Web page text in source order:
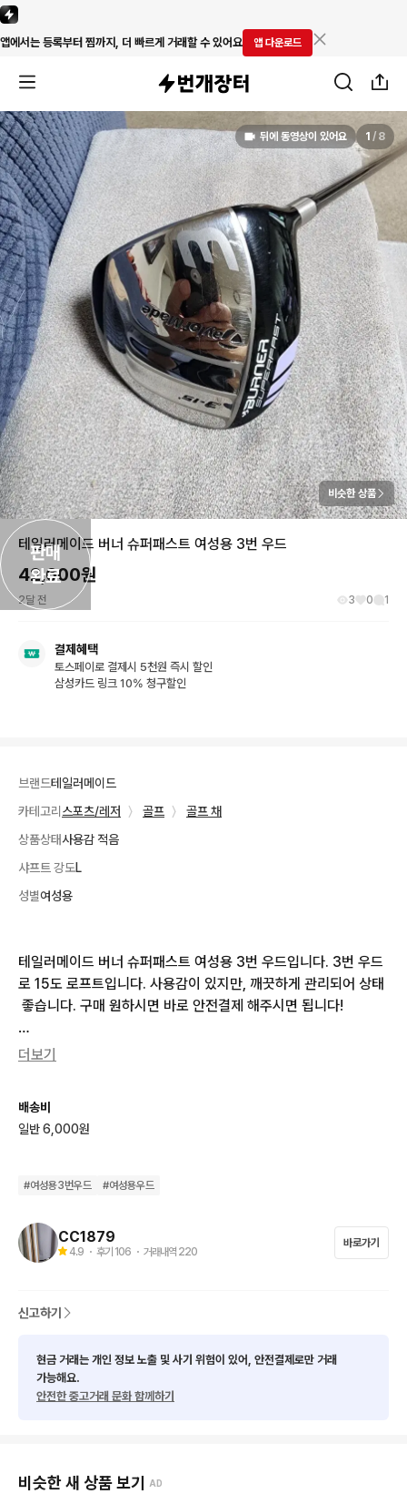
앱에서는 등록부터 찜까지, 더 빠르게 거래할 수 있어요 앱 다운로드
판매
완료
뒤에 동영상이 있어요 1 / 8
비슷한 상품
테일러메이드 버너 슈퍼패스트 여성용 3번 우드
42,600원
2달 전 3 0 1
결제혜택
토스페이로 결제시 5천원 즉시 할인
삼성카드 링크 10% 청구할인
브랜드테일러메이드
카테고리 스포츠/레저 〉 골프 〉
골프 채
상품상태사용감 적음
샤프트 강도L
성별여성용
테일러메이드 버너 슈퍼패스트 여성용 3번 우드입니다. 3번 우드
로 15도 로프트입니다. 사용감이 있지만, 깨끗하게 관리되어 상태
좋습니다. 구매 원하시면 바로 안전결제 해주시면 됩니다!
테일러메이드 버너 슈퍼패스트 3번15도 여성용 우드
초보 골퍼분들도 편하게 사용하기 좋은 클럽이에요
더보기
배송비
일반 6,000원
#여성용3번우드 #여성용우드
CC1879
4.9 ・ 후기 106 ・ 거래내역 220
바로가기
신고하기
현금 거래는 개인 정보 노출 및 사기 위험이 있어, 안전결제로만 거래
가능해요.
안전한 중고거래 문화 함께하기
비슷한 새 상품 보기 AD